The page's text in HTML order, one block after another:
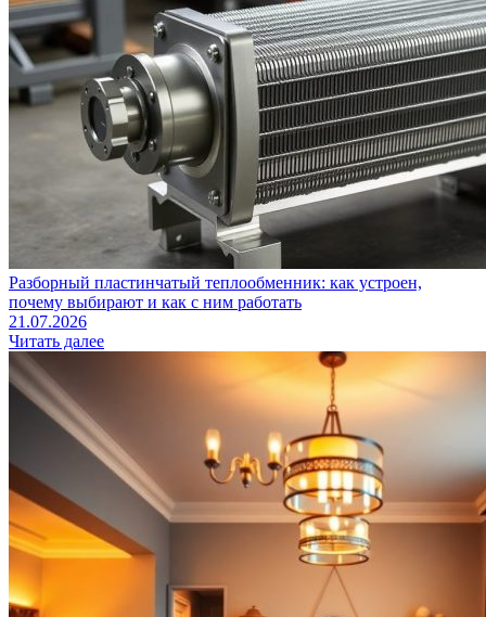
Разборный пластинчатый теплообменник: как устроен,
почему выбирают и как с ним работать
21.07.2026
Читать далее